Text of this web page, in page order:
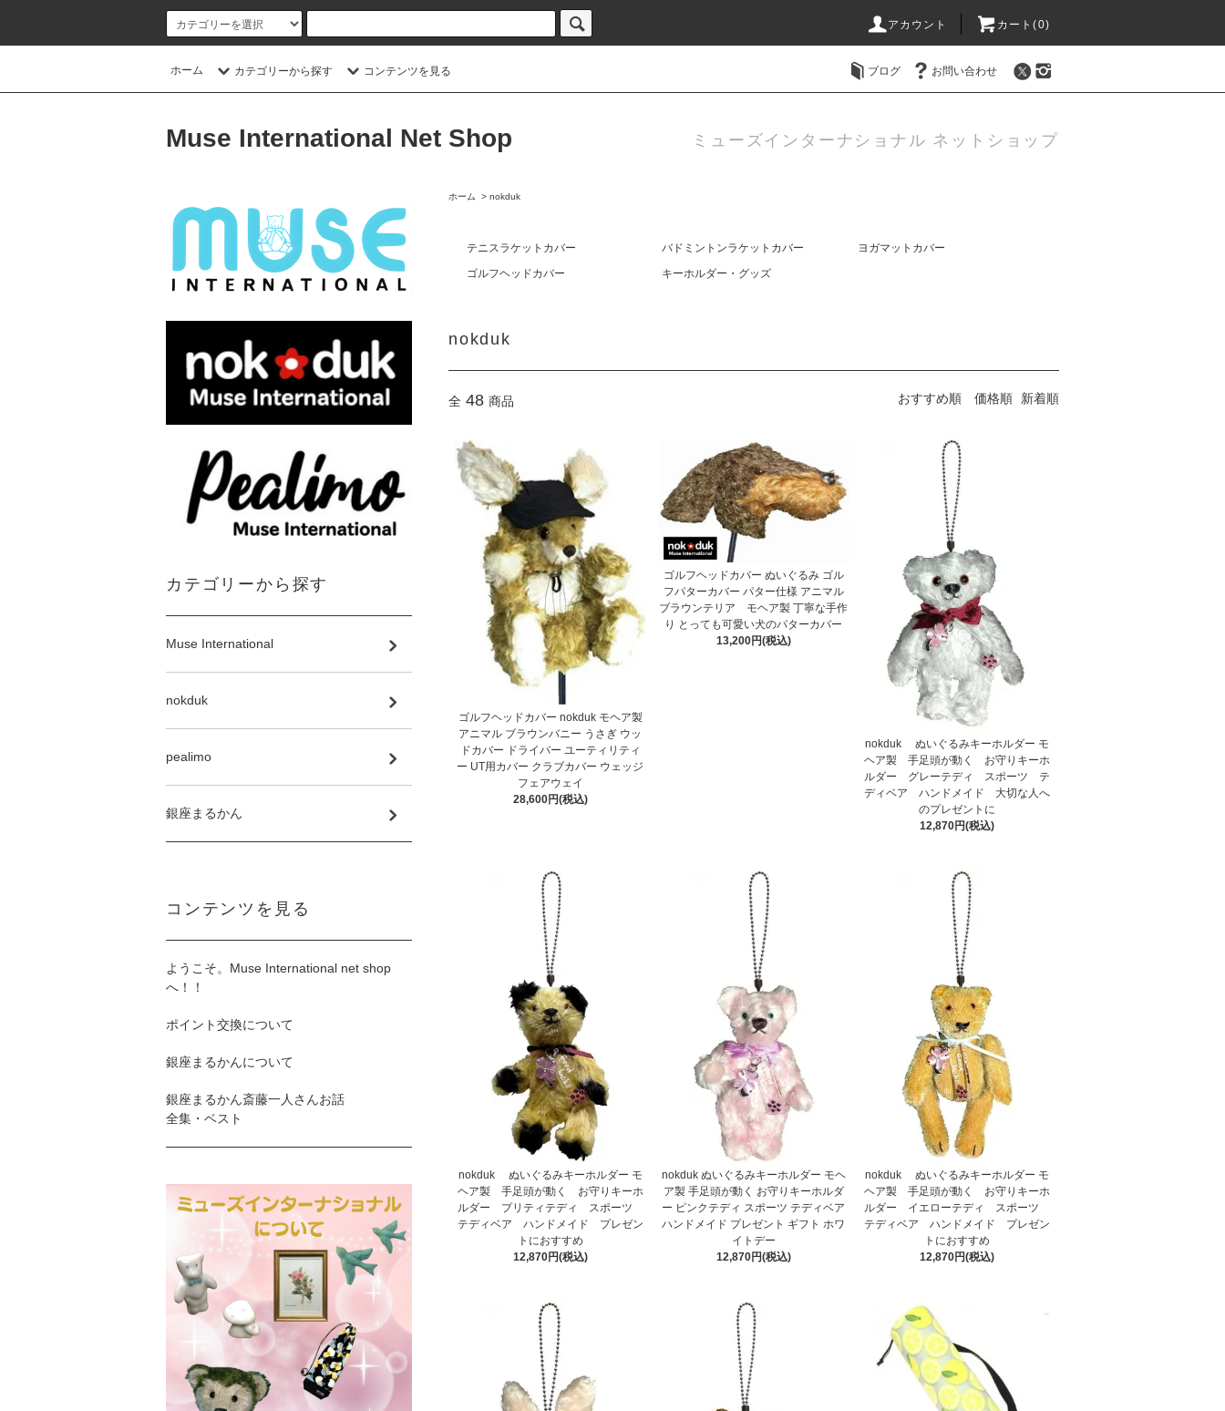
アカウント カート(0)
ホーム カテゴリーから探す コンテンツを見る ブログ お問い合わせ
Muse International Net Shop ミューズインターナショナル ネットショップ
ホーム > nokduk
テニスラケットカバー バドミントンラケットカバー
ヨガマットカバー
ゴルフヘッドカバー
キーホルダー・グッズ
nokduk
全 48 商品 おすすめ順 価格順 新着順
ゴルフヘッドカバー nokduk モヘア製
アニマル ブラウンバニー うさぎ ウッ
ドカバー ドライバー ユーティリティ
ー UT用カバー クラブカバー ウェッジ
フェアウェイ
28,600円(税込)
ゴルフヘッドカバー ぬいぐるみ ゴル
フパターカバー パター仕様 アニマル
ブラウンテリア モヘア製 丁寧な手作
り とっても可愛い犬のパターカバー
13,200円(税込)
nokduk ぬいぐるみキーホルダー モ
ヘア製 手足頭が動く お守りキーホ
ルダー グレーテディ スポーツ テ
ディベア ハンドメイド 大切な人へ
のプレゼントに
12,870円(税込)
nokduk ぬいぐるみキーホルダー モ
ヘア製 手足頭が動く お守りキーホ
ルダー プリティテディ スポーツ
テディベア ハンドメイド プレゼン
トにおすすめ
12,870円(税込)
nokduk ぬいぐるみキーホルダー モヘ
ア製 手足頭が動く お守りキーホルダ
ー ピンクテディ スポーツ テディベア
ハンドメイド プレゼント ギフト ホワ
イトデー
12,870円(税込)
nokduk ぬいぐるみキーホルダー モ
ヘア製 手足頭が動く お守りキーホ
ルダー イエローテディ スポーツ
テディベア ハンドメイド プレゼン
トにおすすめ
12,870円(税込)
カテゴリーから探す
Muse International
nokduk
pealimo
銀座まるかん
コンテンツを見る
ようこそ。Muse International net shop
へ！！
ポイント交換について
銀座まるかんについて
銀座まるかん斎藤一人さんお話
全集・ベスト